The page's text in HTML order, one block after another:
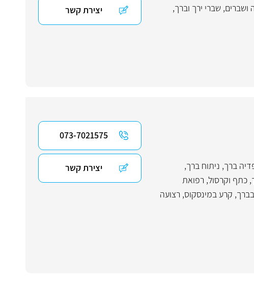
ושברים, שברי ירך וברך,
יצירת קשר
ברך, ניתוח ברך,
כתף וקרסול, רפואת
, קרע במינסקוס, רצועה
073-7021575
יצירת קשר